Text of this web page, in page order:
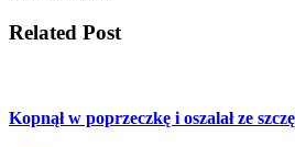
Related Post
Kopnął w poprzeczkę i oszalał ze